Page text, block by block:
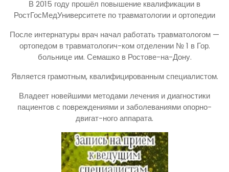
В 2015 году прошёл повышение квалификации в
РостГосМедУниверситете по травматологии и ортопедии
После интернатуры врач начал работать травматологом —
ортопедом в травматологич-ком отделении № 1 в Гор.
больнице им. Семашко в Ростове-на-Дону.
Является грамотным, квалифицированным специалистом.
Владеет новейшими методами лечения и диагностики
пациентов с повреждениями и заболеваниями опорно-
двигат-ного аппарата.